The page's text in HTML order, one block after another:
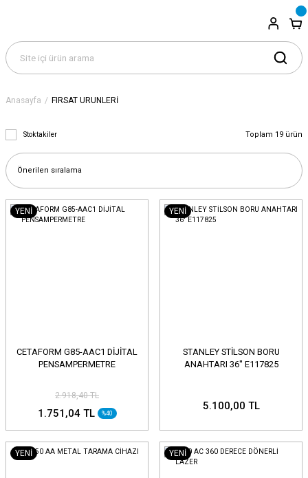
Anasayfa FIRSAT ÜRÜNLERİ
Stoktakiler Toplam 19 ürün
YENİ
CETAFORM G85-AAC1 DİJİTAL
PENSAMPERMETRE
2.918,40 TL
1.751,04 TL %40
YENİ
STANLEY STİLSON BORU
ANAHTARI 36'' E117825
5.100,00 TL
YENİ YENİ